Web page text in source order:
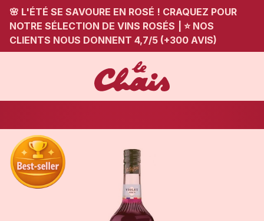
🌸 L'ÉTÉ SE SAVOURE EN ROSÉ ! CRAQUEZ POUR
NOTRE SÉLECTION DE VINS ROSÉS
⭐ NOS
CLIENTS NOUS DONNENT 4,7/5 (+300 AVIS)